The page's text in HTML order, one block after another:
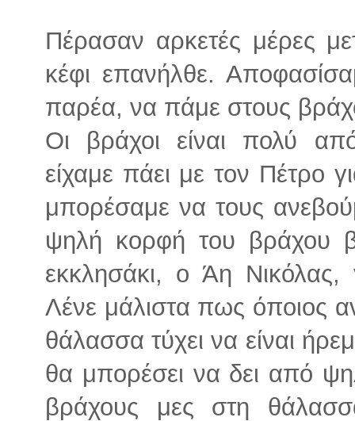
Πέρασαν αρκετές μέρες
κέφι επανήλθε.
παρέα, να πάμε στους
Οι βράχοι είναι πολύ
είχαμε πάει με τον Πέτρο
μπορέσαμε να τους
ψηλή κορφή του βράχου
εκκλησάκι, ο Άη Νικόλας,
Λένε μάλιστα πως όποιος
θάλασσα τύχει να είναι
θα μπορέσει να δει από
βράχους μες στη